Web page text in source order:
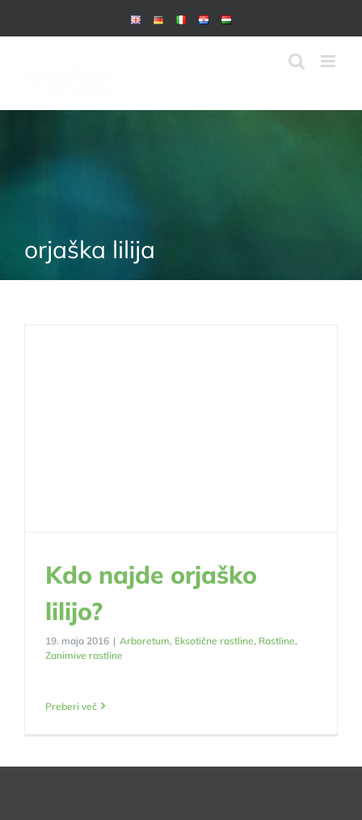
to
orjaška lilija
Kdo najde orjaško
lilijo?
19. maja 2016 | Arboretum, Eksotične rastline, Rastline,
Zanimive rastline
Preberi več